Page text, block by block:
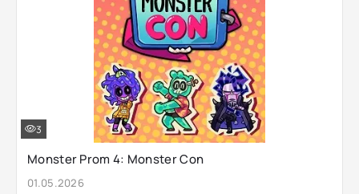
Monster Prom 4: Monster Con
01.05.2026
3